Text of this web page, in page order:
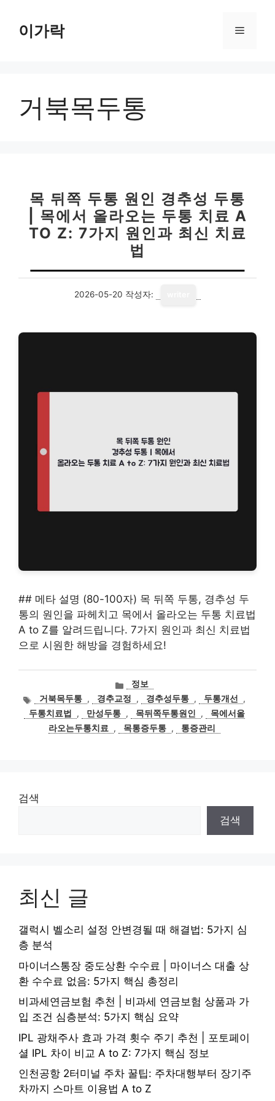
이가락 메
거북목두통
목 뒤쪽 두통 원인 경추성 두통
| 목에서 올라오는 두통 치료 A
TO Z: 7가지 원인과 최신 치료
법
2026-05-20 작성자:
## 메타 설명 (80-100자) 목 뒤쪽 두통, 경추성 두
통의 원인을 파헤치고 목에서 올라오는 두통 치료법
A to Z를 알려드립니다. 7가지 원인과 최신 치료법
으로 시원한 해방을 경험하세요!
카
테
고
리
정보
태
그
거북목두통 , 경추교정 , 경추성두통 , 두통개선
,
두통치료법
, 만성두통 , 목뒤쪽두통원인 ,
목에서올
라오는두통치료
, 목통증두통 , 통증관리
검색
검색
최신 글
갤럭시 벨소리 설정 안변경될 때 해결법: 5가지 심
층 분석
마이너스통장 중도상환 수수료 | 마이너스 대출 상
환 수수료 없음: 5가지 핵심 총정리
비과세연금보험 추천 | 비과세 연금보험 상품과 가
입 조건 심층분석: 5가지 핵심 요약
IPL 광채주사 효과 가격 횟수 주기 추천 | 포토페이
셜 IPL 차이 비교 A to Z: 7가지 핵심 정보
인천공항 2터미널 주차 꿀팁: 주차대행부터 장기주
차까지 스마트 이용법 A to Z